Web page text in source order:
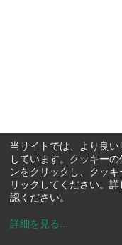
当サイトでは、より良
しています。クッキー
ンをクリックし、クッ
リックしてください。
認ください。
詳細を見る ...